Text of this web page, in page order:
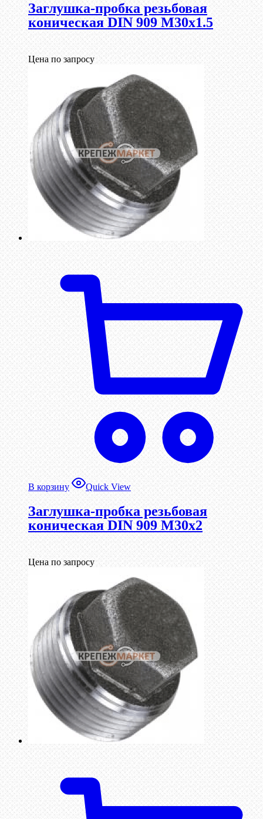
Заглушка-пробка резьбовая
коническая DIN 909 М30х1.5
Цена по запросу
В корзину Quick View
Заглушка-пробка резьбовая
коническая DIN 909 М30х2
Цена по запросу